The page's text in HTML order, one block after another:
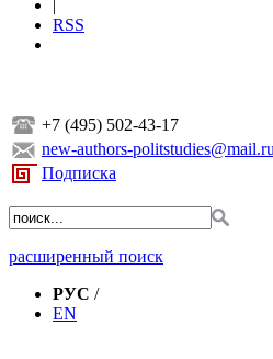
|
RSS
+7 (495) 502-43-17
new-authors-
Подписка
расширенный поиск
РУС /
EN